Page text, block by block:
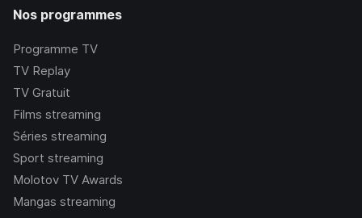
Nos programmes
Programme TV
TV Replay
TV Gratuit
Films streaming
Séries streaming
Sport streaming
Molotov TV Awards
Mangas streaming